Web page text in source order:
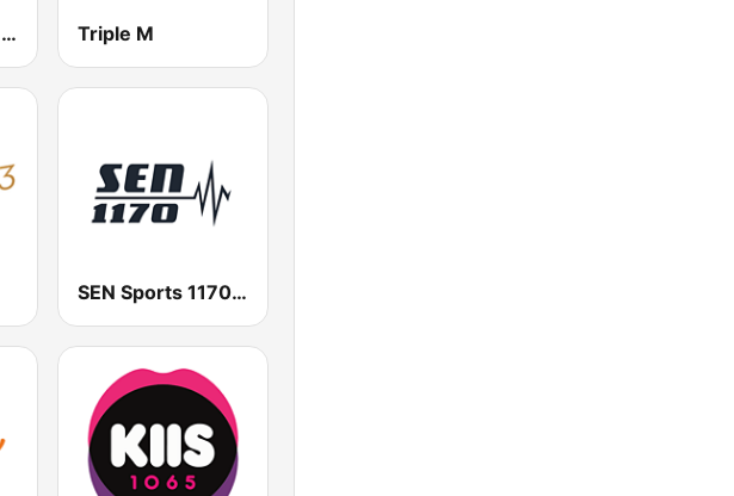
Smooth FM 91.5 Melbourne Triple M
SEN Sports 1170 Sydney